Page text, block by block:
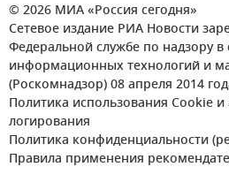
© 2026 МИА «Россия сегодня»
Сетевое издание РИА Новости
Федеральной службе по надзору в
информационных технологий и
(Роскомнадзор) 08 апреля 2014
Политика использования Cookie и
логирования
Политика конфиденциальности
Правила применения